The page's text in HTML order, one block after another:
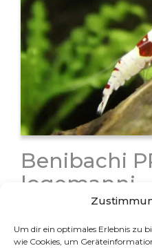
Um dir ein optimales Erlebnis zu
wie Cookies, um
Benibachi
logemanni
Bei der Benibachi Garnele
Zuchtlinie der Caridina
Züchter hat seine